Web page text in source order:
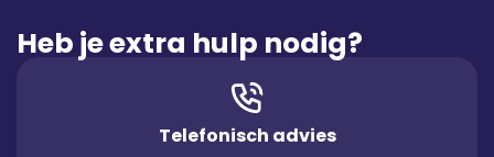
Heb je extra hulp nodig?
Telefonisch advies